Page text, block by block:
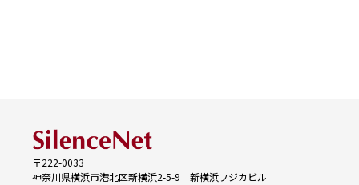
〒222-0033
神奈川県横浜市港北区新横浜2-5-9 新横浜フジカビル